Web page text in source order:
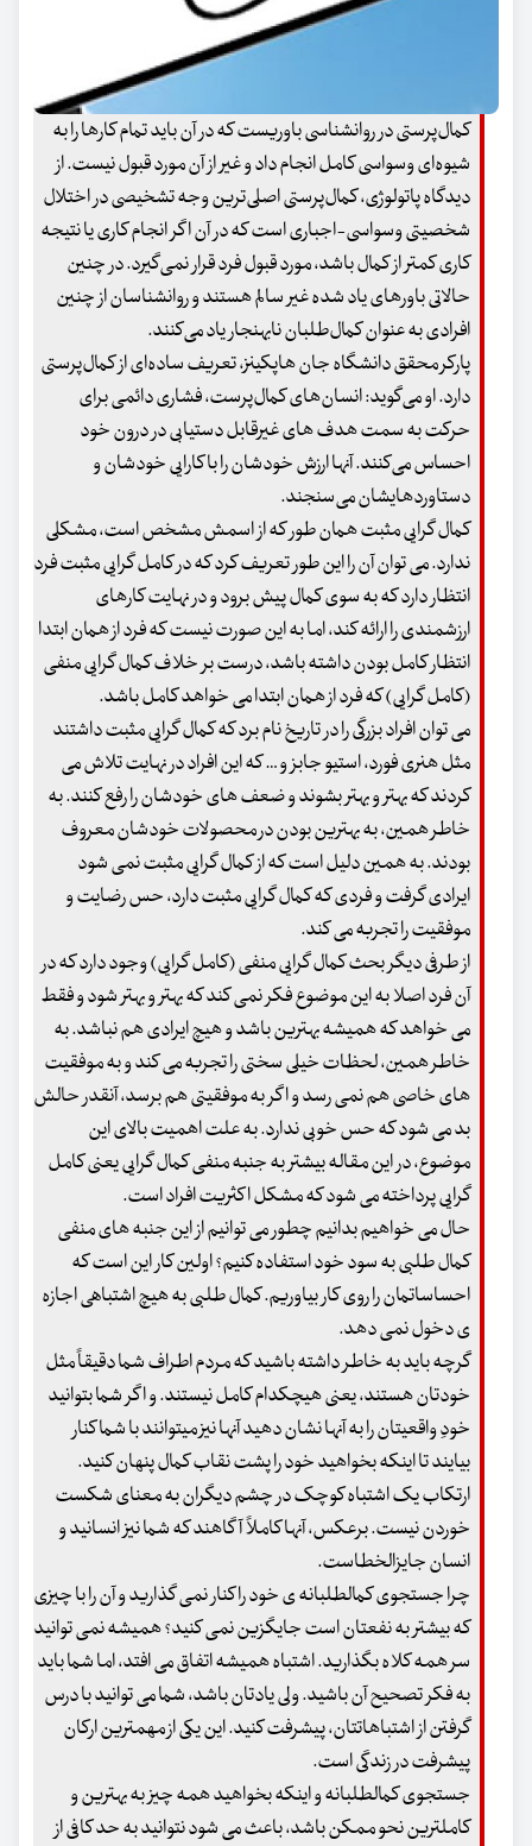
کمال‌پرستی در روانشناسی باوریست که در آن باید تمام کارها را به
شیوه‌ای وسواسی کامل انجام داد و غیر از آن مورد قبول نیست. از
دیدگاه پاتولوژی، کمال‌پرستی اصلی‌ترین وجه تشخیصی در اختلال
شخصیتی وسواسی-اجباری است که در آن اگر انجام کاری یا نتیجه
کاری کمتر از کمال باشد، مورد قبول فرد قرار نمی‌گیرد. در چنین
حالاتی باورهای یاد شده غیر سالم هستند و روانشناسان از چنین
افرادی به عنوان کمال‌طلبان نابهنجار یاد می‌کنند.
پارکر محقق دانشگاه جان هاپکینز، تعریف ساده‌ای از کمال‌پرستی
دارد. او می‌گوید: انسان‌های کمال‌پرست، فشاری دائمی برای
حرکت به سمت هدف های غیرقابل دستیابی در درون خود
احساس می‌کنند. آنها ارزش خودشان را با کارایی خودشان و
دستاوردهایشان می‌سنجند.
کمال گرایی مثبت همان طور که از اسمش مشخص است، مشکلی
ندارد. می توان آن را این طور تعریف کرد که در کامل گرایی مثبت فرد
انتظار دارد که به سوی کمال پیش برود و در نهایت کارهای
ارزشمندی را ارائه کند، اما به این صورت نیست که فرد از همان ابتدا
انتظار کامل بودن داشته باشد، درست بر خلاف کمال گرایی منفی
(کامل گرایی) که فرد از همان ابتدا می خواهد کامل باشد.
می توان افراد بزرگی را در تاریخ نام برد که کمال گرایی مثبت داشتند
مثل هنری فورد، استیو جابز و … که این افراد در نهایت تلاش می
کردند که بهتر و بهتر بشوند و ضعف های خودشان را رفع کنند. به
خاطر همین، به بهترین بودن در محصولات خودشان معروف
بودند. به همین دلیل است که از کمال گرایی مثبت نمی شود
ایرادی گرفت و فردی که کمال گرایی مثبت دارد، حس رضایت و
موفقیت را تجربه می کند.
از طرفی دیگر بحث کمال گرایی منفی (کامل گرایی) وجود دارد که در
آن فرد اصلا به این موضوع فکر نمی کند که بهتر و بهتر شود و فقط
می خواهد که همیشه بهترین باشد و هیچ ایرادی هم نباشد. به
خاطر همین، لحظات خیلی سختی را تجربه می کند و به موفقیت
های خاصی هم نمی رسد و اگر به موفقیتی هم برسد، آنقدر حالش
بد می شود که حس خوبی ندارد. به علت اهمیت بالای این
موضوع، در این مقاله بیشتر به جنبه منفی کمال گرایی یعنی کامل
گرایی پرداخته می شود که مشکل اکثریت افراد است.
حال می خواهیم بدانیم چطور می توانیم از این جنبه های منفی
کمال طلبی به سود خود استفاده کنیم؟ اولین کار این است که
احساساتمان را روی کار بیاوریم. کمال طلبی به هیچ اشتباهی اجازه
ی دخول نمی دهد.
گرچه باید به خاطر داشته باشید که مردم اطراف شما دقیقاً مثل
خودتان هستند، یعنی هیچکدام کامل نیستند. و اگر شما بتوانید
خودِ واقعیتان را به آنها نشان دهید آنها نیز میتوانند با شما کنار
بیایند تا اینکه بخواهید خود را پشت نقاب کمال پنهان کنید.
ارتکاب یک اشتباه کوچک در چشم دیگران به معنای شکست
خوردن نیست. برعکس، آنها کاملاً آگاهند که شما نیز انسانید و
انسان جایزالخطاست.
چرا جستجوی کمالطلبانه ی خود را کنار نمی گذارید و آن را با چیزی
که بیشتر به نفعتان است جایگزین نمی کنید؟ همیشه نمی توانید
سر همه کلاه بگذارید. اشتباه همیشه اتفاق می افتد، اما شما باید
به فکر تصحیح آن باشید. ولی یادتان باشد، شما می توانید با درس
گرفتن از اشتباهاتتان، پیشرفت کنید. این یکی از مهمترین ارکان
پیشرفت در زندگی است.
جستجوی کمالطلبانه و اینکه بخواهید همه چیز به بهترین و
کاملترین نحو ممکن باشد، باعث می شود نتوانید به حد کافی از